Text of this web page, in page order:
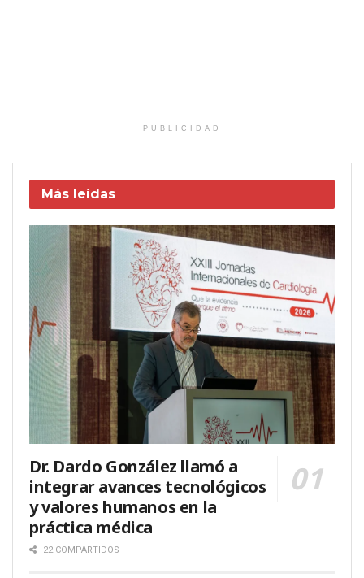
PUBLICIDAD
Más leídas
Dr. Dardo González llamó a
integrar avances tecnológicos
y valores humanos en la
práctica médica
22 COMPARTIDOS